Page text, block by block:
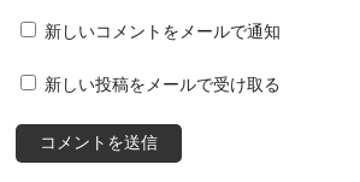
新しいコメントをメールで通知
新しい投稿をメールで受け取る